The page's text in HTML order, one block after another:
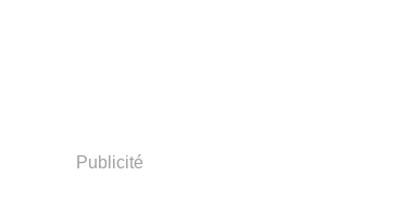
Publicité